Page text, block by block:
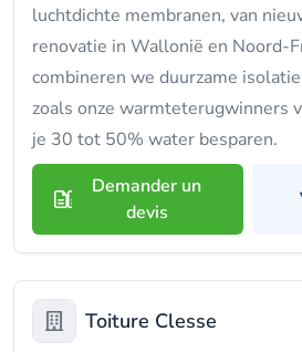
luchtdichte membranen, van
renovatie in Wallonië en Noord-
combineren we duurzame
zoals onze warmteterugwinners
je 30 tot 50% water besparen.
Demander un
devis
Toiture Clesse